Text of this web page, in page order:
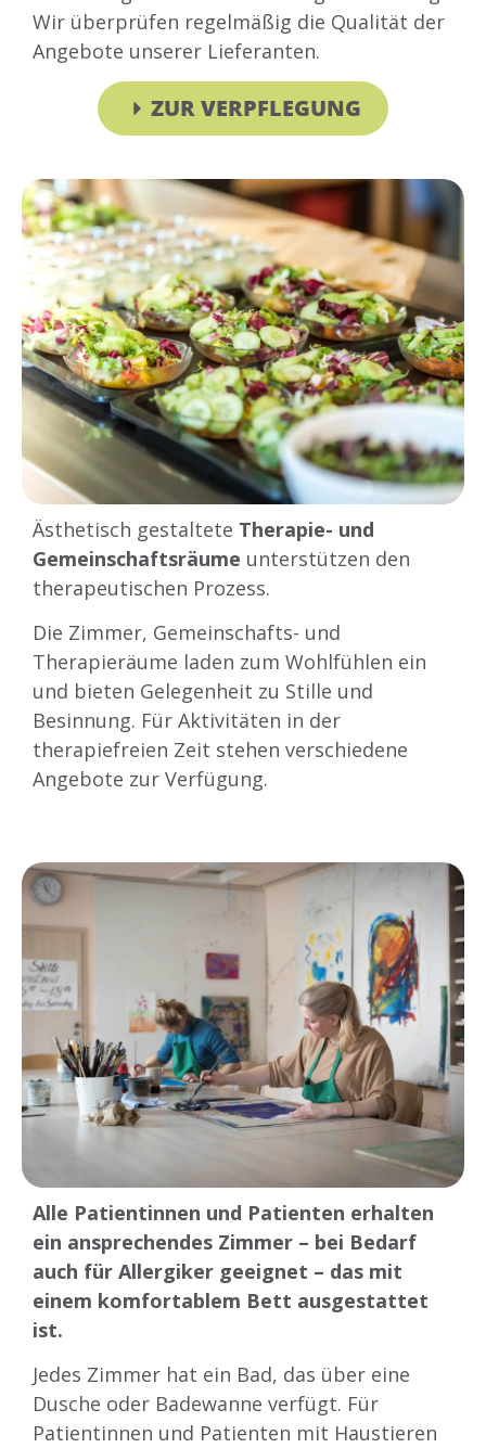
Wir überprüfen regelmäßig die Qualität der
Angebote unserer Lieferanten.
ZUR VERPFLEGUNG
Ästhetisch gestaltete Therapie- und
Gemeinschaftsräume unterstützen den
therapeutischen Prozess.
Die Zimmer, Gemeinschafts- und
Therapieräume laden zum Wohlfühlen ein
und bieten Gelegenheit zu Stille und
Besinnung. Für Aktivitäten in der
therapiefreien Zeit stehen verschiedene
Angebote zur Verfügung.
Alle Patientinnen und Patienten erhalten
ein ansprechendes Zimmer – bei Bedarf
auch für Allergiker geeignet – das mit
einem komfortablem Bett ausgestattet
ist.
Jedes Zimmer hat ein Bad, das über eine
Dusche oder Badewanne verfügt. Für
Patientinnen und Patienten mit Haustieren